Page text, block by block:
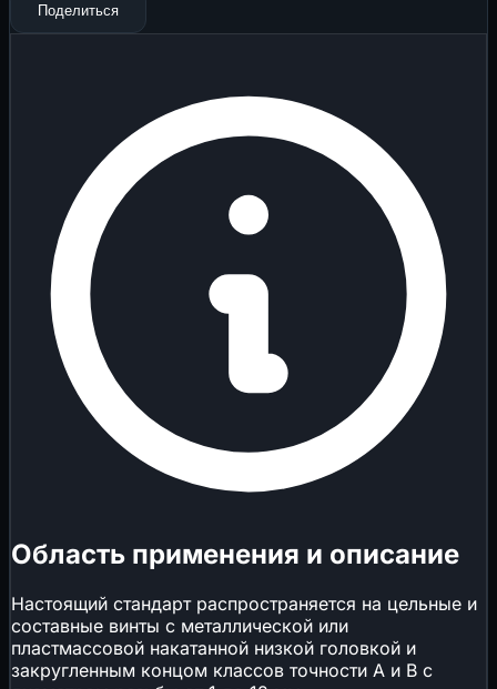
Поделиться
Область применения и описание
Настоящий стандарт распространяется на цельные и
составные винты с металлической или
пластмассовой накатанной низкой головкой и
закругленным концом классов точности А и В с